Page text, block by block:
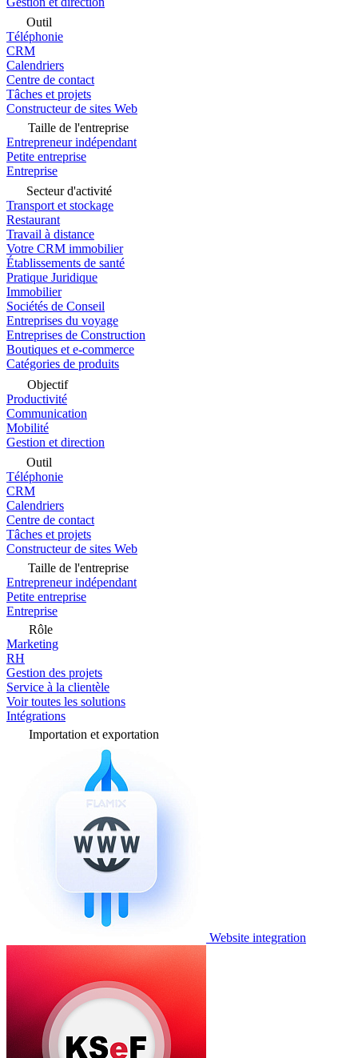
Outil
Téléphonie
CRM
Calendriers
Centre de contact
Tâches et projets
Constructeur de sites Web
Taille de l'entreprise
Entrepreneur indépendant
Petite entreprise
Entreprise
Secteur d'activité
Transport et stockage
Restaurant
Travail à distance
Votre CRM immobilier
Établissements de santé
Pratique Juridique
Immobilier
Sociétés de Conseil
Entreprises du voyage
Entreprises de Construction
Boutiques et e-commerce
Catégories de produits
Objectif
Productivité
Communication
Mobilité
Gestion et direction
Outil
Téléphonie
CRM
Calendriers
Centre de contact
Tâches et projets
Constructeur de sites Web
Taille de l'entreprise
Entrepreneur indépendant
Petite entreprise
Entreprise
Rôle
Marketing
RH
Gestion des projets
Service à la clientèle
Voir toutes les solutions
Intégrations
Importation et exportation
Website integration